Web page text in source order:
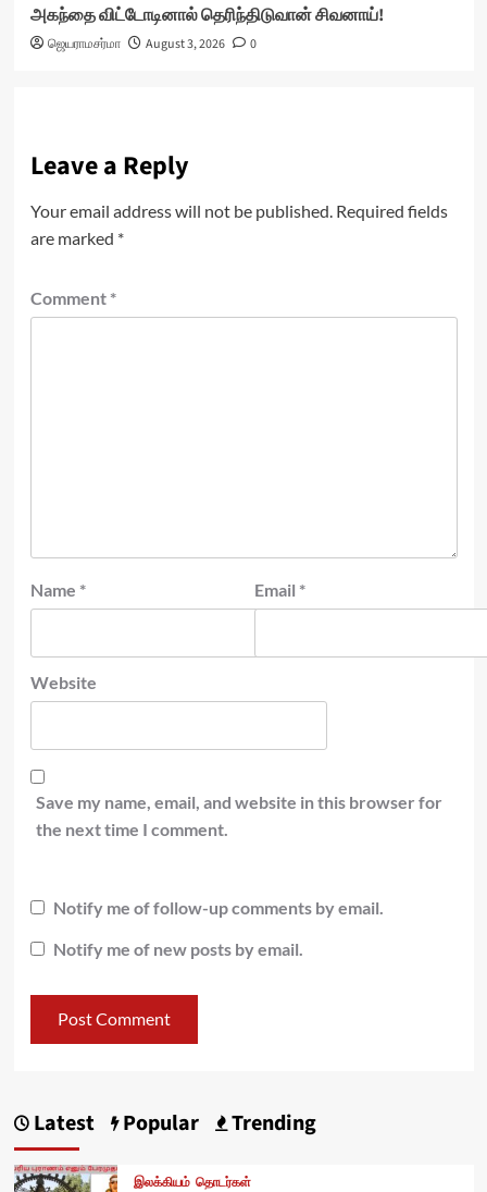
அகந்தை விட்டோடினால் தெரிந்திடுவான் சிவனாய்!
ஜெயராமசர்மா August 3, 2026 0
Leave a Reply
Your email address will not be published. Required fields
are marked *
Comment *
Name * Email *
Website
Save my name, email, and website in this browser for
the next time I comment.
Notify me of follow-up comments by email.
Notify me of new posts by email.
Latest Popular Trending
இலக்கியம் தொடர்கள்